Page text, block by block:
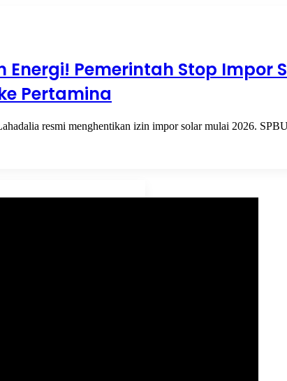
Energi! Pemerintah Stop Impor
Pertamina
resmi menghentikan izin impor solar mulai 2026.